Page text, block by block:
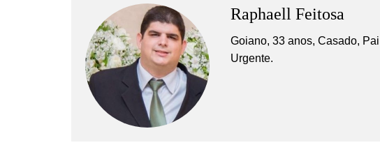
Raphaell Feitosa
Goiano, 33 anos, Casado,
Urgente.